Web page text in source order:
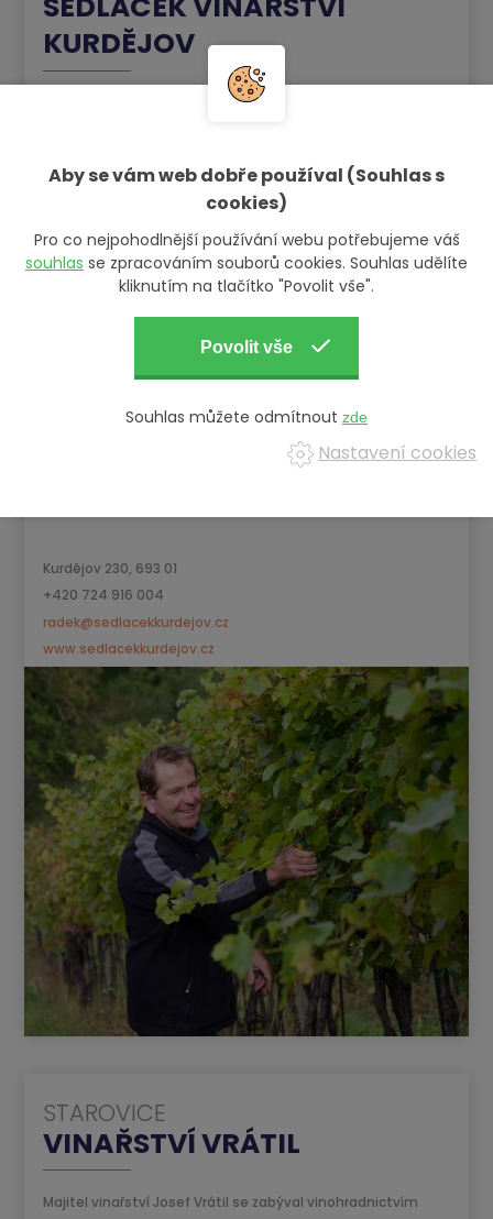
Kurdějov 230, 693 01
+420 724 916 004
radek@sedlacekkurdejov.cz
www.sedlacekkurdejov.cz
KURDĚJOV
Vínu se majitel vinařství věnuje celý život a stalo se i jeho
rodiny a přátel ručně. Část vína nechává zrát v akátových a
dubových sudech. Ročně vyrobí zhruba 15 000 lahví, z toho
1/3 červených a 2/3 bílých vín.
VÍCE INFORMACÍ
STAROVICE
VINAŘSTVÍ VRÁTIL
Majitel vinařství Josef Vrátil se zabýval vinohradnictvím
Aby se vám web dobře používal (Souhlas s
cookies)
Pro co nejpohodlnější používání webu potřebujeme váš
souhlas se zpracováním souborů cookies. Souhlas udělíte
kliknutím na tlačítko "Povolit vše".
Souhlas můžete odmítnout
Nastavení cookies